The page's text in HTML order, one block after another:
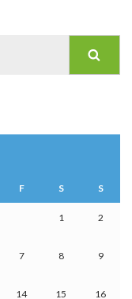
F S S
1 2
7 8 9
14 15 16